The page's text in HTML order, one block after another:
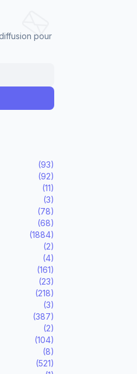
pour
(93)
(92)
(11)
(3)
(78)
(68)
(1884)
(2)
(4)
(161)
(23)
(218)
(3)
(387)
(2)
(104)
(8)
(521)